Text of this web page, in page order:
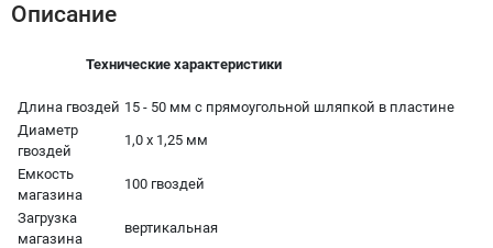
Описание
Технические характеристики
Длина гвоздей 15 - 50 мм с прямоугольной шляпкой в пластине
Диаметр
гвоздей
1,0 x 1,25 мм
Емкость
магазина
100 гвоздей
Загрузка
магазина
вертикальная